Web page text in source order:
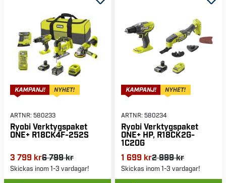
ARTNR: 580233
Ryobi Verktygspaket
ONE+ R18CK4F-252S
3 799 kr6 799 kr
Skickas inom 1-3 vardagar!
ARTNR: 580234
Ryobi Verktygspaket
ONE+ HP, R18CK2G-
1C20G
1 699 kr2 999 kr
Skickas inom 1-3 vardagar!